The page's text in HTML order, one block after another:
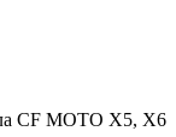
CF MOTO X5, X6